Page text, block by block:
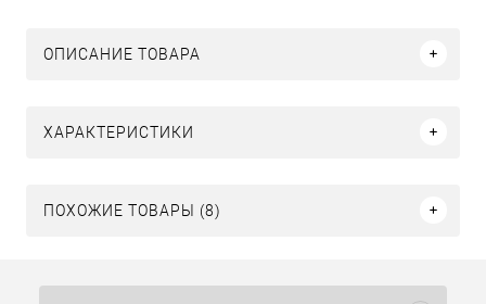
ОПИСАНИЕ ТОВАРА
ХАРАКТЕРИСТИКИ
ПОХОЖИЕ ТОВАРЫ (8)